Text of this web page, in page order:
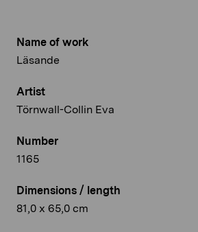
Name of work
Läsande
Artist
Törnwall-Collin Eva
Number
1165
Dimensions / length
81,0 x 65,0 cm